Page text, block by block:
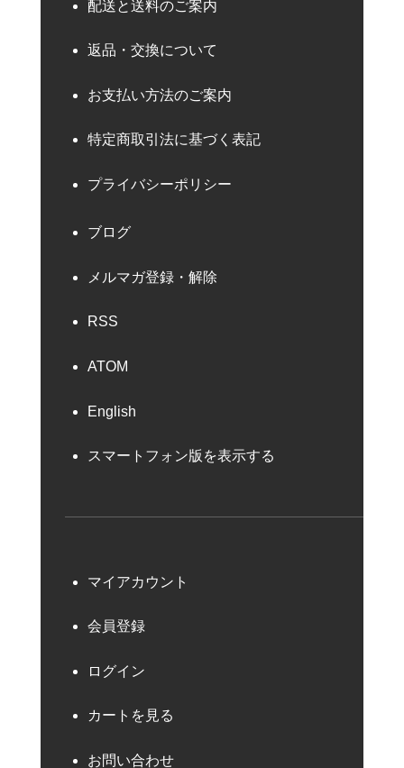
配送と送料のご案内
返品・交換について
お支払い方法のご案内
特定商取引法に基づく表記
プライバシーポリシー
ブログ
メルマガ登録・解除
RSS
ATOM
English
スマートフォン版を表示する
マイアカウント
会員登録
ログイン
カートを見る
お問い合わせ